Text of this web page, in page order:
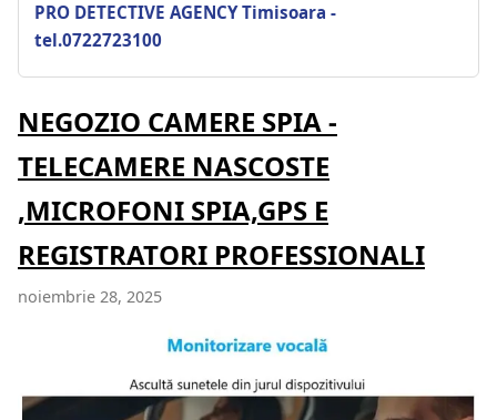
PRO DETECTIVE AGENCY Timisoara -
tel.0722723100
NEGOZIO CAMERE SPIA -
TELECAMERE NASCOSTE
,MICROFONI SPIA,GPS E
REGISTRATORI PROFESSIONALI
noiembrie 28, 2025